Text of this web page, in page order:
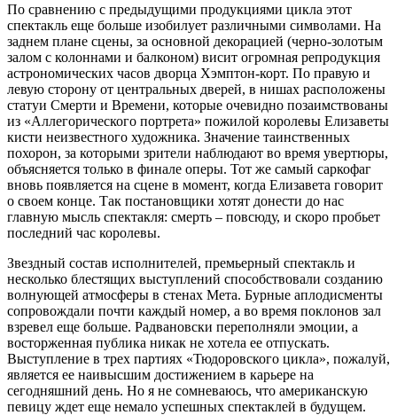
По сравнению с предыдущими продукциями цикла этот
спектакль еще больше изобилует различными символами. На
заднем плане сцены, за основной декорацией (черно-золотым
залом с колоннами и балконом) висит огромная репродукция
астрономических часов дворца Хэмптон-корт. По правую и
левую сторону от центральных дверей, в нишах расположены
статуи Смерти и Времени, которые очевидно позаимствованы
из «Аллегорического портрета» пожилой королевы Елизаветы
кисти неизвестного художника. Значение таинственных
похорон, за которыми зрители наблюдают во время увертюры,
объясняется только в финале оперы. Тот же самый саркофаг
вновь появляется на сцене в момент, когда Елизавета говорит
о своем конце. Так постановщики хотят донести до нас
главную мысль спектакля: смерть – повсюду, и скоро пробьет
последний час королевы.
Звездный состав исполнителей, премьерный спектакль и
несколько блестящих выступлений способствовали созданию
волнующей атмосферы в стенах Мета. Бурные аплодисменты
сопровождали почти каждый номер, а во время поклонов зал
взревел еще больше. Радвановски переполняли эмоции, а
восторженная публика никак не хотела ее отпускать.
Выступление в трех партиях «Тюдоровского цикла», пожалуй,
является ее наивысшим достижением в карьере на
сегодняшний день. Но я не сомневаюсь, что американскую
певицу ждет еще немало успешных спектаклей в будущем.